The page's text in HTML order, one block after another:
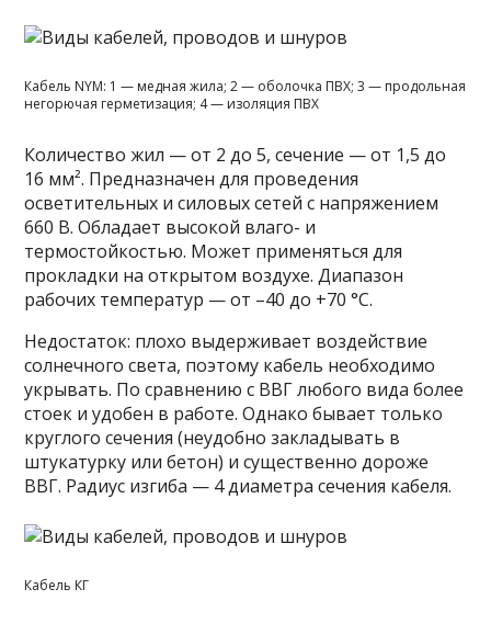
Кабель NYM: 1 — медная жила; 2 — оболочка ПВХ; 3 — продольная
негорючая герметизация; 4 — изоляция ПВХ
Количество жил — от 2 до 5, сечение — от 1,5 до
16 мм². Предназначен для проведения
осветительных и силовых сетей с напряжением
660 В. Обладает высокой влаго- и
термостойкостью. Может применяться для
прокладки на открытом воздухе. Диапазон
рабочих температур — от –40 до +70 °C.
Недостаток: плохо выдерживает воздействие
солнечного света, поэтому кабель необходимо
укрывать. По сравнению с ВВГ любого вида более
стоек и удобен в работе. Однако бывает только
круглого сечения (неудобно закладывать в
штукатурку или бетон) и существенно дороже
ВВГ. Радиус изгиба — 4 диаметра сечения кабеля.
Кабель КГ